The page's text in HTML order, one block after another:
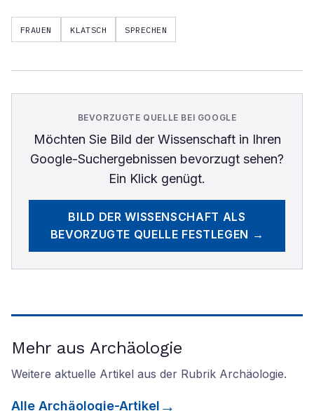
FRAUEN KLATSCH SPRECHEN
BEVORZUGTE QUELLE BEI GOOGLE
Möchten Sie Bild der Wissenschaftin Ihren
Google-Suchergebnissen bevorzugt sehen?
Ein Klick genügt.
BILD DER WISSENSCHAFT ALS
BEVORZUGTE QUELLE FESTLEGEN →
Mehr aus Archäologie
Weitere aktuelle Artikel aus der Rubrik Archäologie.
Alle Archäologie-Artikel